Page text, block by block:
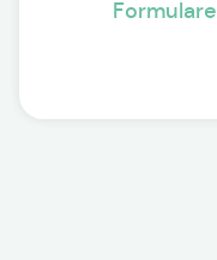
Formulare